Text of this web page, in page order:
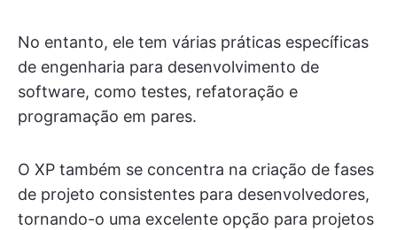
No entanto, ele tem várias práticas específicas
de engenharia para desenvolvimento de
software, como testes, refatoração e
programação em pares.
O XP também se concentra na criação de fases
de projeto consistentes para desenvolvedores,
tornando-o uma excelente opção para projetos